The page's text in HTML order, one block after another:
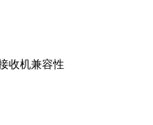
收机兼容性